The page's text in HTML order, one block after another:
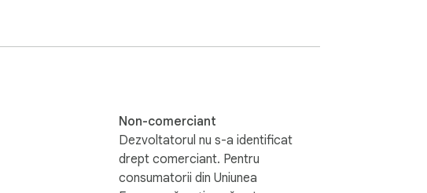
Non-comerciant
Dezvoltatorul nu s-a identificat
drept comerciant. Pentru
consumatorii din Uniunea